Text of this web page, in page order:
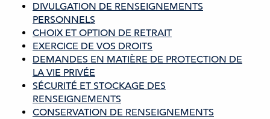
DIVULGATION DE RENSEIGNEMENTS
PERSONNELS
CHOIX ET OPTION DE RETRAIT
EXERCICE DE VOS DROITS
DEMANDES EN MATIÈRE DE PROTECTION DE
LA VIE PRIVÉE
SÉCURITÉ ET STOCKAGE DES
RENSEIGNEMENTS
CONSERVATION DE RENSEIGNEMENTS